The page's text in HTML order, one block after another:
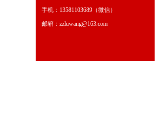
手机：13581103689（微信）
邮箱：zzluwang@163.com